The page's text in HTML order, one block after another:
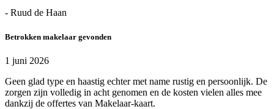
- Ruud de Haan
Betrokken makelaar gevonden
1 juni 2026
Geen glad type en haastig echter met name rustig en persoonlijk. De
zorgen zijn volledig in acht genomen en de kosten vielen alles mee
dankzij de offertes van Makelaar-kaart.